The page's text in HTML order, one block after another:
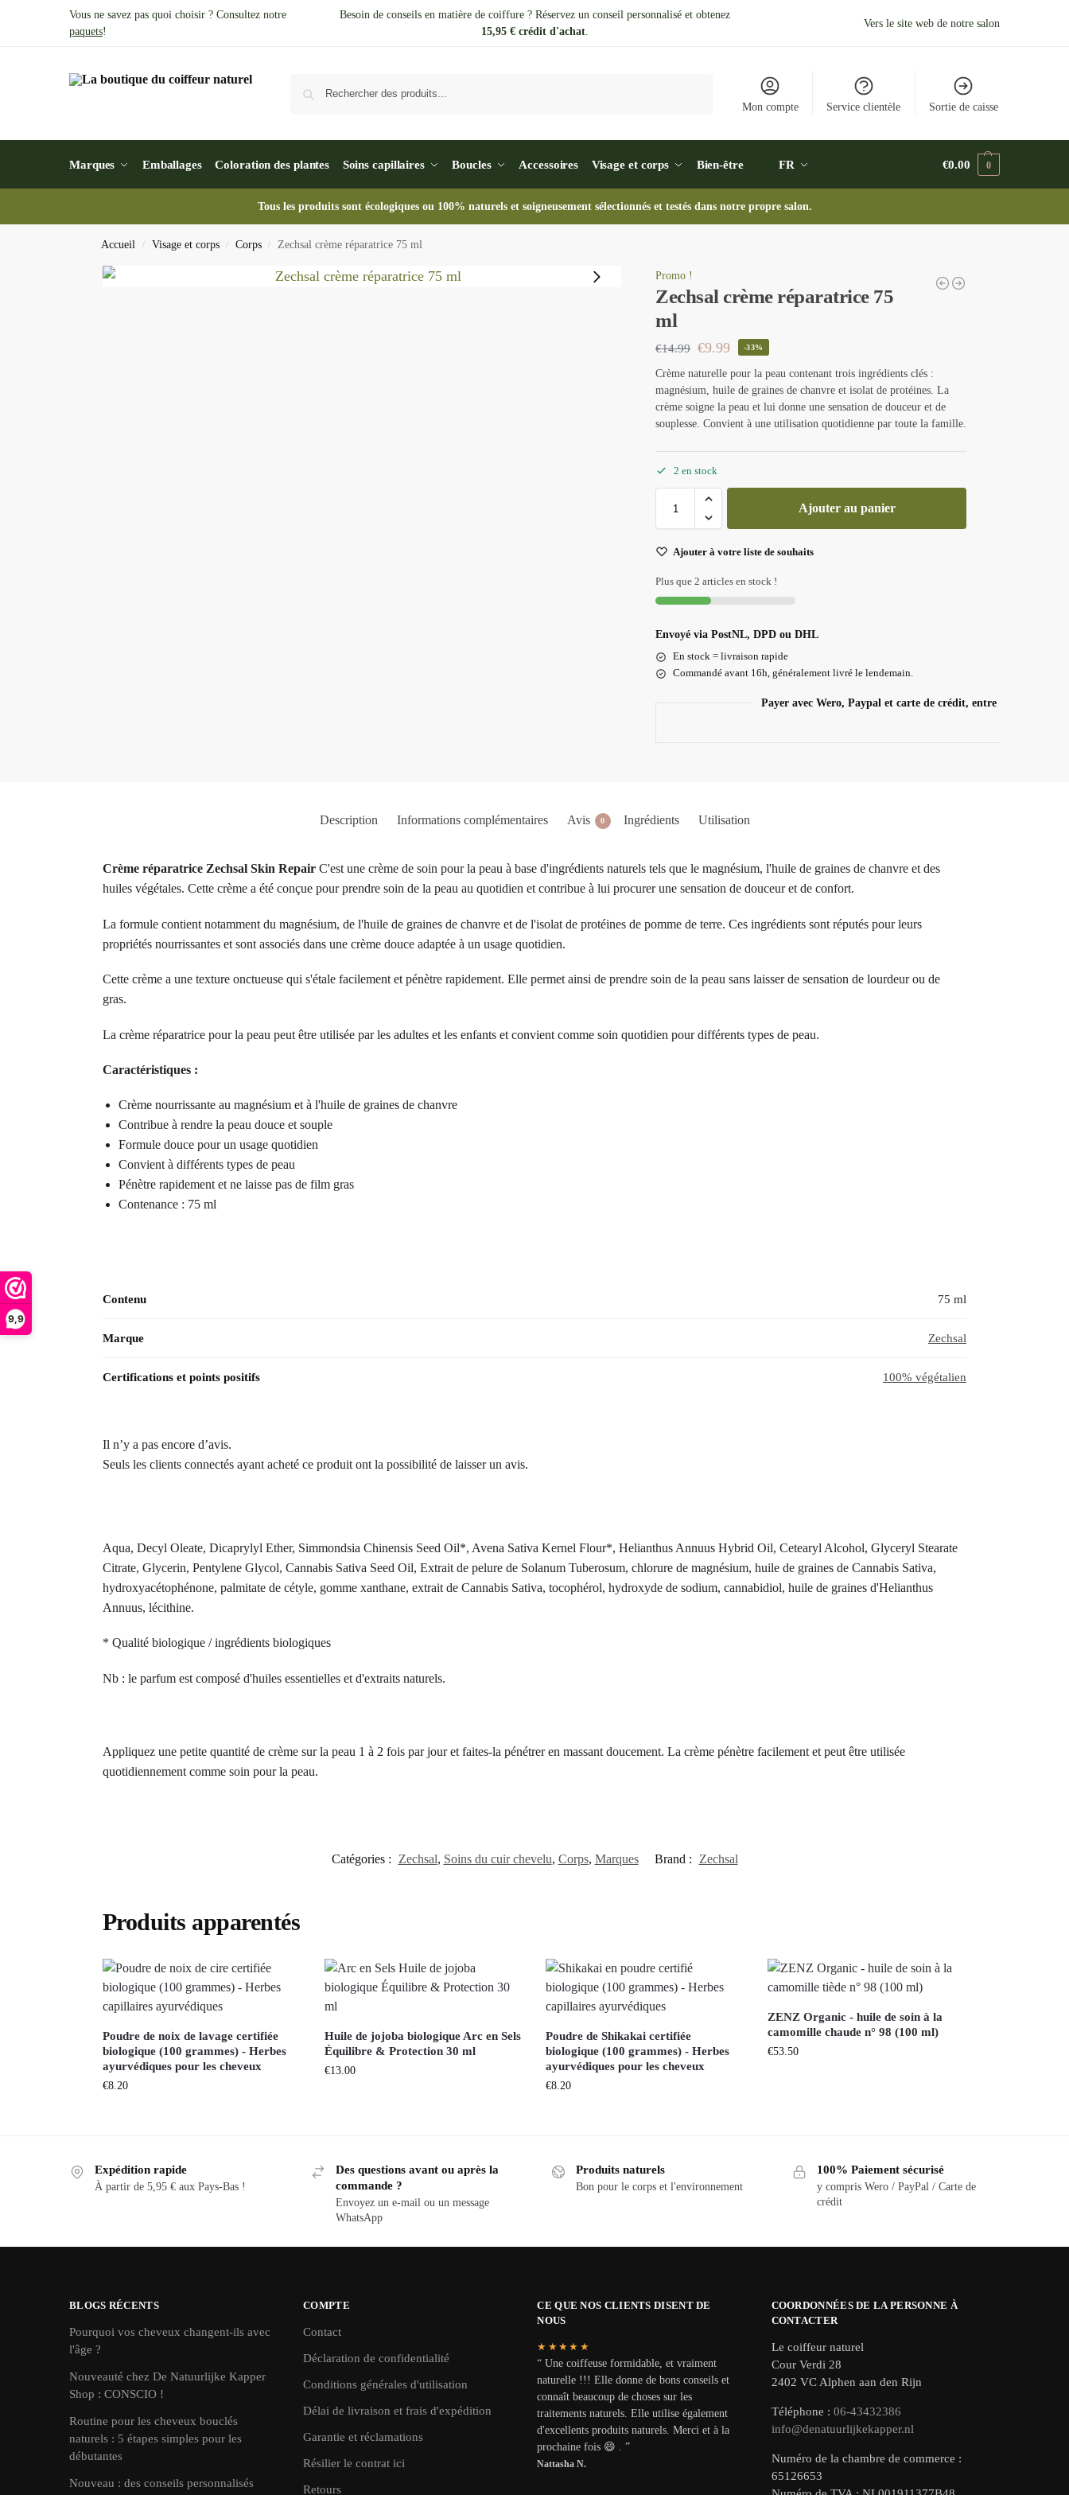
9,9
Vous ne savez pas quoi choisir ? Consultez notre
paquets!
Besoin de conseils en matière de coiffure ? Réservez un conseil personnalisé et obtenez
15,95 € crédit d'achat.
Vers le site web de notre salon
Mon compte Service clientèle Sortie de caisse
Marques Emballages Coloration des plantes Soins capillaires Boucles Accessoires Visage et corps Bien-être FR €0.00 0
Tous les produits sont écologiques ou 100% naturels et soigneusement sélectionnés et testés dans notre propre salon.
Accueil / Visage et corps / Corps / Zechsal crème réparatrice 75 ml
Promo !
Zechsal crème réparatrice 75
ml
€14.99 €9.99 -33%
Crème naturelle pour la peau contenant trois ingrédients clés :
magnésium, huile de graines de chanvre et isolat de protéines. La
crème soigne la peau et lui donne une sensation de douceur et de
souplesse. Convient à une utilisation quotidienne par toute la famille.
2 en stock
Ajouter au panier
Ajouter à votre liste de souhaits
Plus que 2 articles en stock !
Envoyé via PostNL, DPD ou DHL
En stock = livraison rapide
Commandé avant 16h, généralement livré le lendemain.
Payer avec Wero, Paypal et carte de crédit, entre autres
Description Informations complémentaires Avis 0 Ingrédients Utilisation
Crème réparatrice Zechsal Skin RepairC'est une crème de soin pour la peau à base d'ingrédients naturels tels que le magnésium, l'huile de graines de chanvre et des
huiles végétales. Cette crème a été conçue pour prendre soin de la peau au quotidien et contribue à lui procurer une sensation de douceur et de confort.
La formule contient notamment du magnésium, de l'huile de graines de chanvre et de l'isolat de protéines de pomme de terre. Ces ingrédients sont réputés pour leurs
propriétés nourrissantes et sont associés dans une crème douce adaptée à un usage quotidien.
Cette crème a une texture onctueuse qui s'étale facilement et pénètre rapidement. Elle permet ainsi de prendre soin de la peau sans laisser de sensation de lourdeur ou de
gras.
La crème réparatrice pour la peau peut être utilisée par les adultes et les enfants et convient comme soin quotidien pour différents types de peau.
Caractéristiques :
Crème nourrissante au magnésium et à l'huile de graines de chanvre
Contribue à rendre la peau douce et souple
Formule douce pour un usage quotidien
Convient à différents types de peau
Pénètre rapidement et ne laisse pas de film gras
Contenance : 75 ml
Contenu 75 ml
Marque Zechsal
Certifications et points positifs 100% végétalien
Il n’y a pas encore d’avis.
Seuls les clients connectés ayant acheté ce produit ont la possibilité de laisser un avis.
Aqua, Decyl Oleate, Dicaprylyl Ether, Simmondsia Chinensis Seed Oil*, Avena Sativa Kernel Flour*, Helianthus Annuus Hybrid Oil, Cetearyl Alcohol, Glyceryl Stearate
Citrate, Glycerin, Pentylene Glycol, Cannabis Sativa Seed Oil, Extrait de pelure de Solanum Tuberosum, chlorure de magnésium, huile de graines de Cannabis Sativa,
hydroxyacétophénone, palmitate de cétyle, gomme xanthane, extrait de Cannabis Sativa, tocophérol, hydroxyde de sodium, cannabidiol, huile de graines d'Helianthus
Annuus, lécithine.
* Qualité biologique / ingrédients biologiques
Nb : le parfum est composé d'huiles essentielles et d'extraits naturels.
Appliquez une petite quantité de crème sur la peau 1 à 2 fois par jour et faites-la pénétrer en massant doucement. La crème pénètre facilement et peut être utilisée
quotidiennement comme soin pour la peau.
Catégories : Zechsal, Soins du cuir chevelu, Corps, Marques Brand : Zechsal
Produits apparentés
Poudre de noix de lavage certifiée
biologique (100 grammes) - Herbes
ayurvédiques pour les cheveux
€8.20
Huile de jojoba biologique Arc en Sels
Équilibre & Protection 30 ml
€13.00
Poudre de Shikakai certifiée
biologique (100 grammes) - Herbes
ayurvédiques pour les cheveux
€8.20
ZENZ Organic - huile de soin à la
camomille chaude n° 98 (100 ml)
€53.50
Expédition rapide
À partir de 5,95 € aux Pays-Bas !
Des questions avant ou après la
commande ?
Envoyez un e-mail ou un message
WhatsApp
Produits naturels
Bon pour le corps et l'environnement
100% Paiement sécurisé
y compris Wero / PayPal / Carte de
crédit
BLOGS RÉCENTS
Pourquoi vos cheveux changent-ils avec
l'âge ?
Nouveauté chez De Natuurlijke Kapper
Shop : CONSCIO !
Routine pour les cheveux bouclés
naturels : 5 étapes simples pour les
débutantes
Nouveau : des conseils personnalisés
COMPTE
Contact
Déclaration de confidentialité
Conditions générales d'utilisation
Délai de livraison et frais d'expédition
Garantie et réclamations
Résilier le contrat ici
Retours
CE QUE NOS CLIENTS DISENT DE
NOUS
★★★★★
“ Une coiffeuse formidable, et vraiment
naturelle !!! Elle donne de bons conseils et
connaît beaucoup de choses sur les
traitements naturels. Elle utilise également
d'excellents produits naturels. Merci et à la
prochaine fois 😄 . ”
Nattasha N.
COORDONNÉES DE LA PERSONNE À
CONTACTER
Le coiffeur naturel
Cour Verdi 28
2402 VC Alphen aan den Rijn
Téléphone : 06-43432386
info@denatuurlijkekapper.nl
Numéro de la chambre de commerce :
65126653